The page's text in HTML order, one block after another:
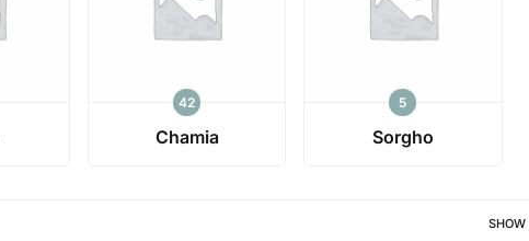
42
Chamia
5
Sorgho
SHOW